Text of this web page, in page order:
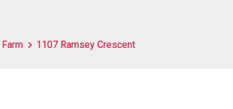
1107 Ramsey Crescent